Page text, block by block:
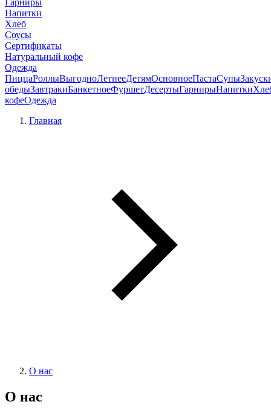
Гарниры
Напитки
Хлеб
Соусы
Сертификаты
Натуральный кофе
Одежда
ПиццаРоллыВыгодноЛетнееДетямОсновноеПастаСупы
обедыЗавтракиБанкетноеФуршетДесертыГарнирыНапитки
кофеОдежда
Главная
О нас
О нас